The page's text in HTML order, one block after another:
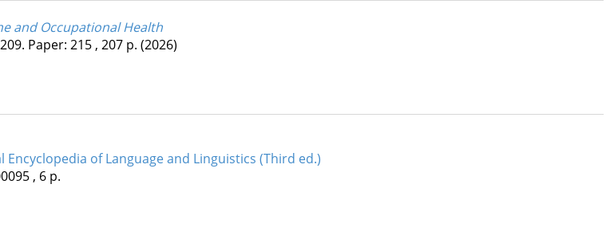
and Occupational Health
Paper: 215 , 207 p. (2026)
Encyclopedia of Language and Linguistics (Third ed.)
, 6 p.